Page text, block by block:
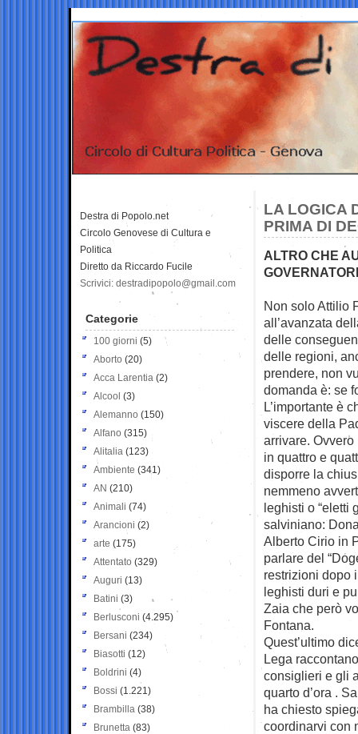
LA LOGICA
PRIMA DI
ALTRO CHE
Non solo Attilio
all’avanzata
delle
delle regioni,
prendere, non
domanda è: se
L’importante è
viscere della
arrivare. Ovvero
in quattro e
disporre la
nemmeno
leghisti o “eletti
salviniano:
Alberto Cirio in
parlare del
restrizioni dopo
leghisti duri e
Zaia che però
Fontana.
Quest’ultimo
Lega
consiglieri e gli
quarto d’ora .
ha chiesto
coordinarvi con
Destra di Popolo.net
Circolo Genovese di Cultura e
Politica
Diretto da Riccardo Fucile
Scrivici: destradipopolo@gmail.com
Categorie
100 giorni (5)
Aborto (20)
Acca Larentia (2)
Alcool (3)
Alemanno (150)
Alfano (315)
Alitalia (123)
Ambiente (341)
AN (210)
Animali (74)
Arancioni (2)
arte (175)
Attentato (329)
Auguri (13)
Batini (3)
Berlusconi (4.295)
Bersani (234)
Biasotti (12)
Boldrini (4)
Bossi (1.221)
Brambilla (38)
Brunetta (83)